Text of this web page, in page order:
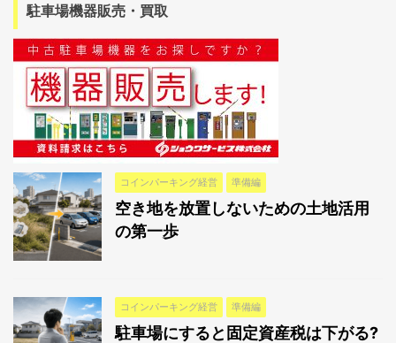
駐車場機器販売・買取
コインパーキング経営 準備編
空き地を放置しないための土地活用
の第一歩
コインパーキング経営 準備編
駐車場にすると固定資産税は下がる?